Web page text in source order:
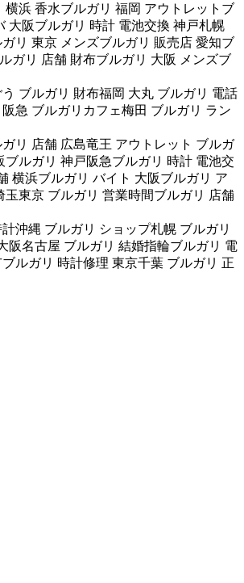
浜 香水ブルガリ 福岡 アウトレットブ
大阪ブルガリ 時計 電池交換 神戸札幌
リ 東京 メンズブルガリ 販売店 愛知ブ
ガリ 店舗 財布ブルガリ 大阪 メンズブ
ブルガリ 財布福岡 大丸 ブルガリ 電話
急 ブルガリカフェ梅田 ブルガリ ラン
リ 店舗 広島竜王 アウトレット ブルガ
ルガリ 神戸阪急ブルガリ 時計 電池交
横浜ブルガリ バイト 大阪ブルガリ ア
東京 ブルガリ 営業時間ブルガリ 店舗
沖縄 ブルガリ ショップ札幌 ブルガリ
阪名古屋 ブルガリ 結婚指輪ブルガリ 電
ルガリ 時計修理 東京千葉 ブルガリ 正